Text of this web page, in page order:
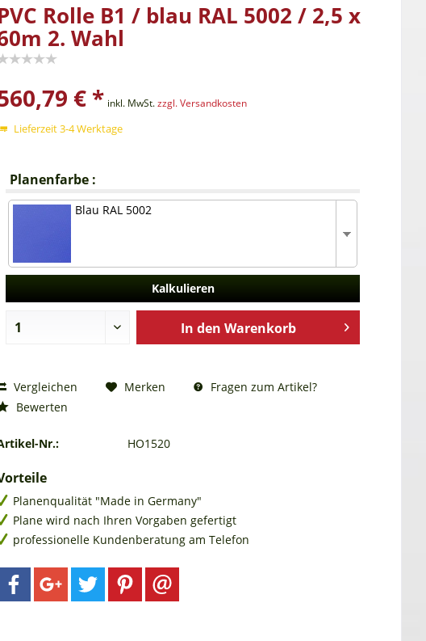
Rolle B1 / blau RAL 5002 / 2,5 x
2. Wahl
€ * inkl. MwSt.zzgl. Versandkosten
Lieferzeit 3-4 Werktage
Planenfarbe :
Blau RAL 5002
Kalkulieren
In den Warenkorb
Vergleichen Merken
Fragen zum Artikel?
Bewerten
Nr.: HO1520
Planenqualität "Made in Germany"
Plane wird nach Ihren Vorgaben gefertigt
professionelle Kundenberatung am Telefon